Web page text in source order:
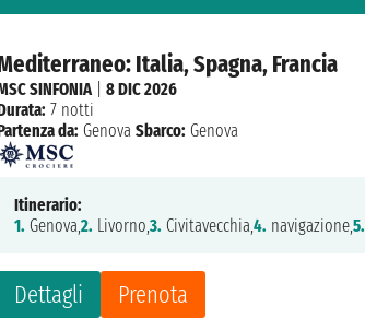
Italia, Spagna, Francia
Dettagli Prenota
SINFONIA|8 DIC 2026
7 notti
da: Genova Sbarco: Genova
Itinerario:
1. Genova,2. Livorno,3. Civitavecchia,4. navigazione,5.